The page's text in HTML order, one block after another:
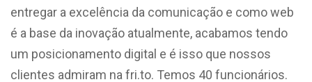
entregar a excelência da comunicação e como web
é a base da inovação atualmente, acabamos tendo
um posicionamento digital e é isso que nossos
clientes admiram na fri.to. Temos 40 funcionários.